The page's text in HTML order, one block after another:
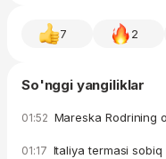
7 2
So'nggi yangiliklar
01:52 Mareska Rodrining
01:17 Italiya termasi